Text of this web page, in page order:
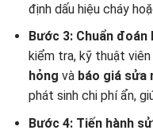
định dấu hiệu cháy
Bước 3: Chuẩn
kiểm tra, kỹ thuật
hỏng và báo giá sửa
phát sinh chi phí ẩn,
Bước 4: Tiến hành